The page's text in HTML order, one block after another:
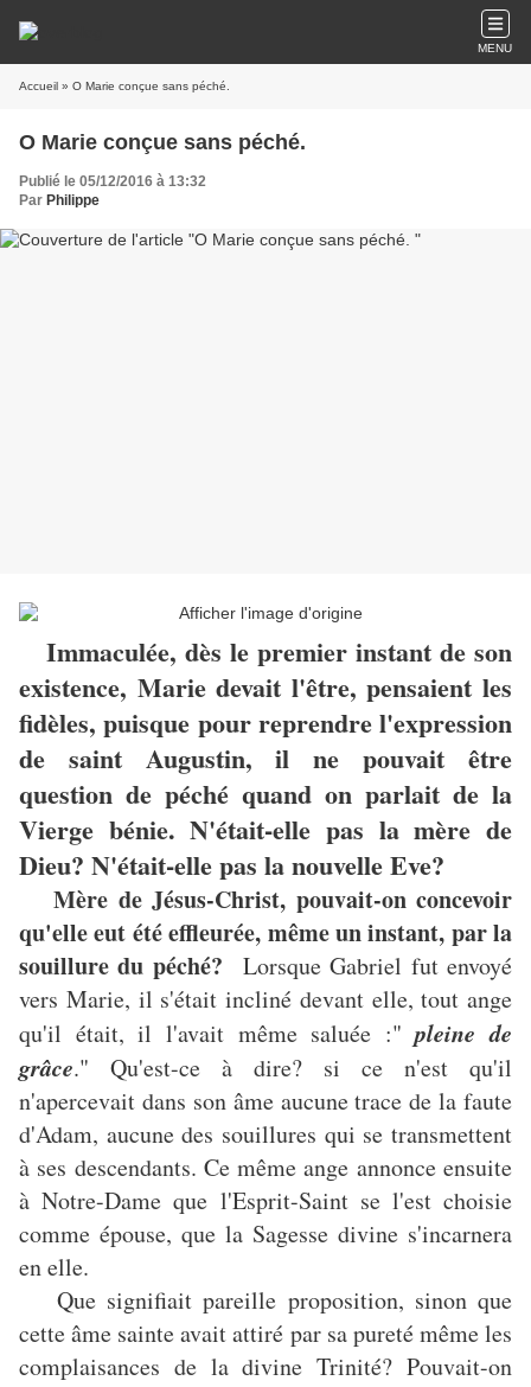
MENU
Accueil » O Marie conçue sans péché.
O Marie conçue sans péché.
Publié le 05/12/2016 à 13:32
Par Philippe
Immaculée, dès le premier instant de son
existence, Marie devait l'être, pensaient les
fidèles, puisque pour reprendre l'expression
de saint Augustin, il ne pouvait être
question de péché quand on parlait de la
Vierge bénie. N'était-elle pas la mère de
Dieu? N'était-elle pas la nouvelle Eve?
Mère de Jésus-Christ, pouvait-on concevoir
qu'elle eut été effleurée, même un instant, par la
souillure du péché? Lorsque Gabriel fut envoyé
vers Marie, il s'était incliné devant elle, tout ange
qu'il était, il l'avait même saluée :"pleine de
grâce." Qu'est-ce à dire? si ce n'est qu'il
n'apercevait dans son âme aucune trace de la faute
d'Adam, aucune des souillures qui se transmettent
à ses descendants. Ce même ange annonce ensuite
à Notre-Dame que l'Esprit-Saint se l'est choisie
comme épouse, que la Sagesse divine s'incarnera
en elle.
Que signifiait pareille proposition, sinon que
cette âme sainte avait attiré par sa pureté même les
complaisances de la divine Trinité? Pouvait-on